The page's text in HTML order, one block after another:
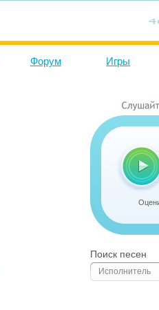
Форум Игры
Поиск песен